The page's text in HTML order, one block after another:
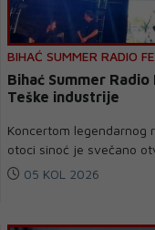
BIHAĆ SUMMER RADIO
Bihać Summer
Teške industrije
Koncertom legendarnog
otoci sinoć je svečano
05 KOL 2026